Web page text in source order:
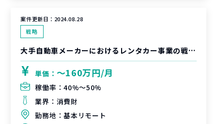
案件更新日： 2024.08.28
戦略
大手自動車メーカーにおけるレンタカー事業の戦略立案・PoC実行支援
単価： 〜160万円/月
稼働率：40%〜50%
業界： 消費財
勤務地：基本リモート